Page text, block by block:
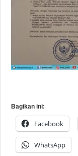
Bagikan ini:
Facebook
WhatsApp